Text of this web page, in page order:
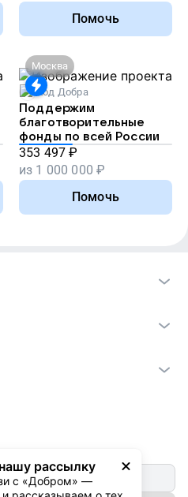
Помочь
Москва
Код Добра
Поддержим
благотворительные
фонды по всей России
353 497 ₽
из 1 000 000 ₽
Помочь
рассылку
с «Добром» —